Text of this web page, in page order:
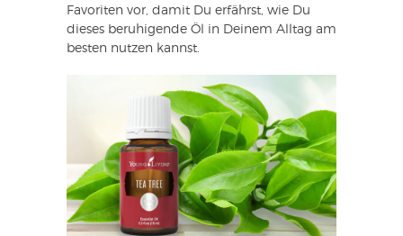
Favoriten vor, damit Du erfährst, wie Du
dieses beruhigende Öl in Deinem Alltag am
besten nutzen kannst.